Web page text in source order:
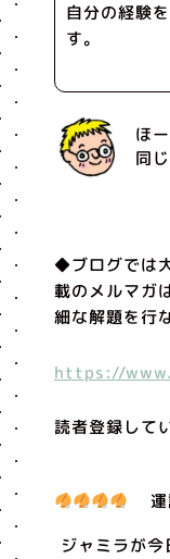
自分の経験
す。
ほ
同
◆ブログでは
載のメルマガ
細な解題を行
https://
読者登録して
運
ジャミラが今